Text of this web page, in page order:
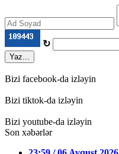
↻
Yaz...
Bizi facebook-da izləyin
Bizi tiktok-da izləyin
Bizi youtube-da izləyin
Son xəbərlər